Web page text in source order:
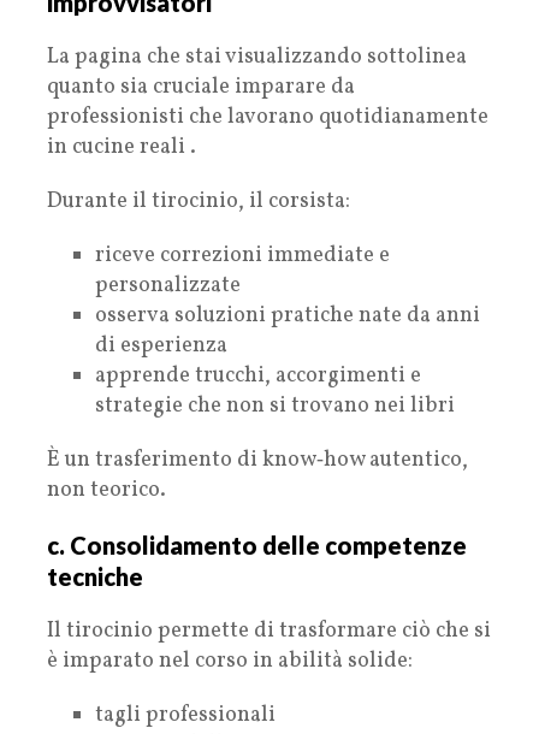
La pagina che stai visualizzando sottolinea
quanto sia cruciale imparare da
professionisti che lavorano quotidianamente
in cucine reali .
Durante il tirocinio, il corsista:
riceve correzioni immediate e
personalizzate
osserva soluzioni pratiche nate da anni
di esperienza
apprende trucchi, accorgimenti e
strategie che non si trovano nei libri
È un trasferimento di know‑how autentico,
non teorico.
c. Consolidamento delle competenze
tecniche
Il tirocinio permette di trasformare ciò che si
è imparato nel corso in abilità solide:
tagli professionali